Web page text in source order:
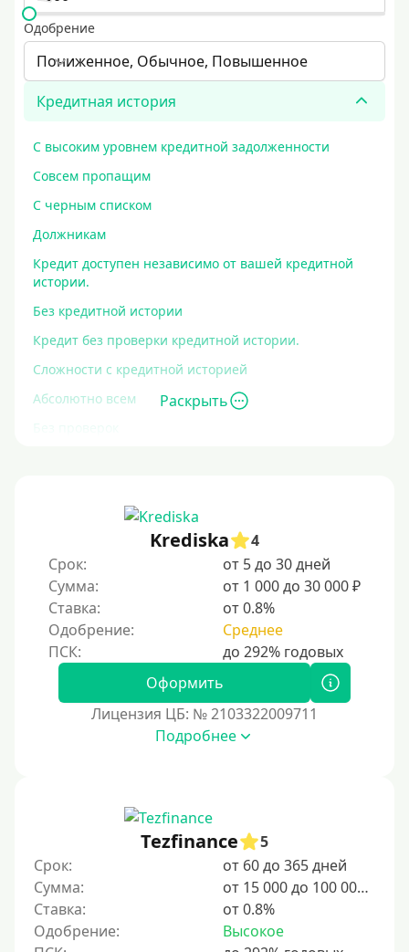
Одобрение
Пониженное, Обычное, Повышенное
Кредитная история
С высоким уровнем кредитной задолженности
Совсем пропащим
С черным списком
Должникам
Кредит доступен независимо от вашей кредитной
истории.
Без кредитной истории
Кредит без проверки кредитной истории.
Сложности с кредитной историей
Абсолютно всем
Без проверок
На карту без отказа
Залог
Под залог ПТС
Без залога
Под залог
Под залог недвижимости
Под ПТС спецтехники
Под ПТС грузового автомобиля
Авто без ПТС
Цель
Раскрыть
Krediska
4
Срок:
от 5 до 30 дней
Сумма:
от 1 000 до 30 000 ₽
Ставка:
от 0.8%
Одобрение:
Среднее
Оформить
Лицензия ЦБ: № 2103322009711
Подробнее
Tezfinance
5
Срок:
от 60 до 365 дней
Сумма:
от 15 000 до 100 000 ₽
Ставка:
от 0.8%
Одобрение:
Высокое